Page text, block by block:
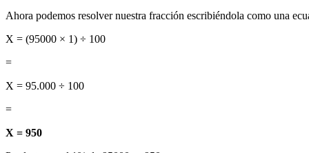
Ahora podemos resolver nuestra fracción escribiéndola como una
X = (95000 × 1) ÷ 100
=
X = 95.000 ÷ 100
=
X = 950